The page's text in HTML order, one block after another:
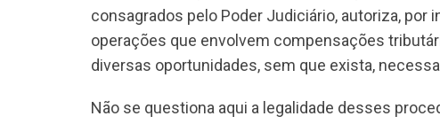
consagrados pelo Poder Judiciário, autoriza, por
operações que envolvem compensações
diversas oportunidades, sem que exista,
Não se questiona aqui a legalidade desses